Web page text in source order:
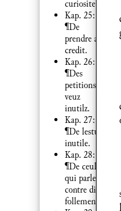
curiosite.
Kap. 25:
¶De
prendre a
credit.
Kap. 26:
¶Des
petitions et
veuz
inutilz.
Kap. 27:
¶De lestude
inutile.
Kap. 28:
¶De ceulx
qui parlent
contre dieu
follement.